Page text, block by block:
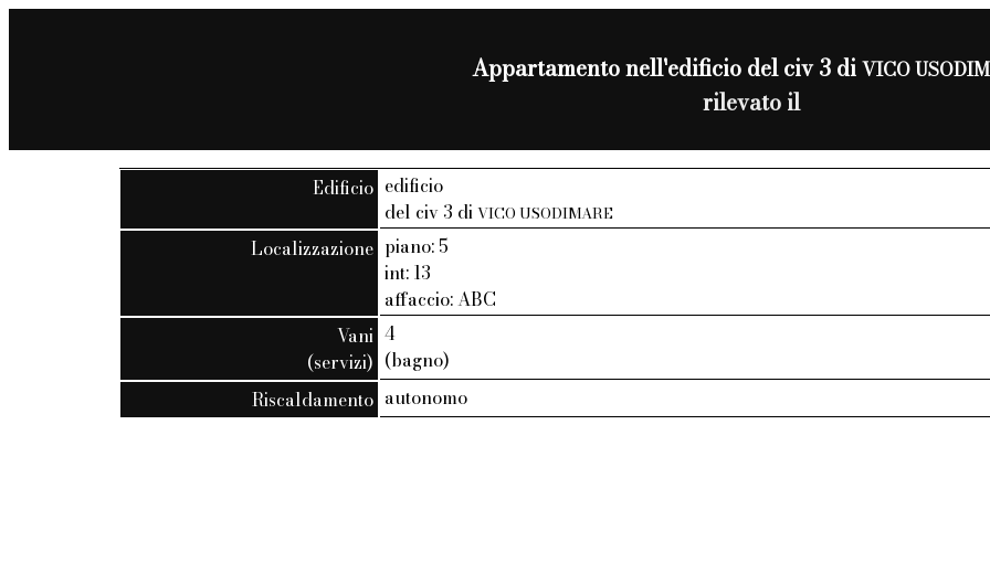
Appartamento nell'edificio del civ 3 diVICO
rilevato il
Edificio edificio
del civ 3 diVICO USODIMARE
Localizzazione piano: 5
int: 13
affaccio: ABC
Vani
(servizi)
4
(bagno)
Riscaldamento autonomo